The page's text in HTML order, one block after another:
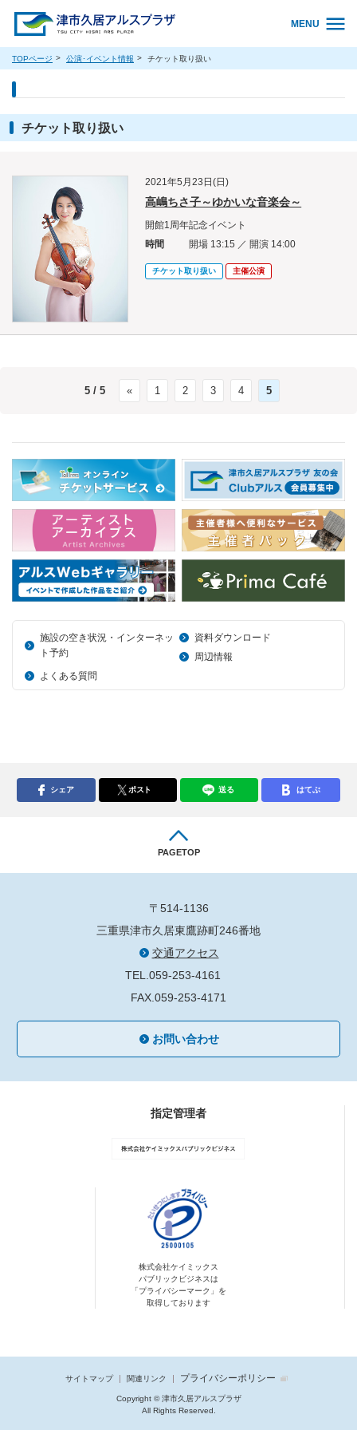
MENU
TOPページ 公演･イベント情報 チケット取り扱い
チケット取り扱い
2021年5月23日(日)
高嶋ちさ子～ゆかいな音楽会～
開館1周年記念イベント
時間
開場 13:15 ／ 開演 14:00
チケット取り扱い 主催公演
5 / 5 « 1 2 3 4 5
施設の空き状況・インターネッ
ト予約
資料ダウンロード
周辺情報
よくある質問
シェア ポスト 送る はてぶ
PAGETOP
〒514-1136
三重県津市久居東鷹跡町246番地
交通アクセス
TEL.059-253-4161
FAX.059-253-4171
お問い合わせ
指定管理者
株式会社ケイミックス
パブリックビジネスは
「プライバシーマーク」を
取得しております
サイトマップ 関連リンク プライバシーポリシー
Copyright © 津市久居アルスプラザ
All Rights Reserved.